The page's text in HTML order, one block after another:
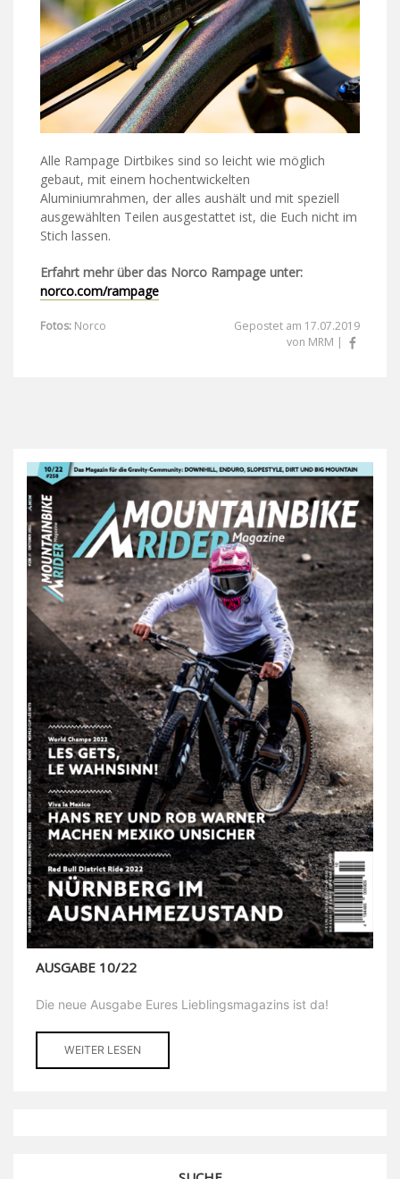
Alle Rampage Dirtbikes sind so leicht wie möglich
gebaut, mit einem hochentwickelten
Aluminiumrahmen, der alles aushält und mit speziell
ausgewählten Teilen ausgestattet ist, die Euch nicht im
Stich lassen.
Erfahrt mehr über das Norco Rampage unter:
norco.com/rampage
Fotos: Norco
Gepostet am 17.07.2019
von MRM |
AUSGABE 10/22
Die neue Ausgabe Eures Lieblingsmagazins ist da!
WEITER LESEN